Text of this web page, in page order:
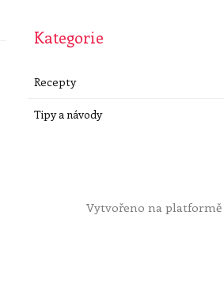
Kategorie
Recepty
Tipy a návody
Vytvořeno na platformě